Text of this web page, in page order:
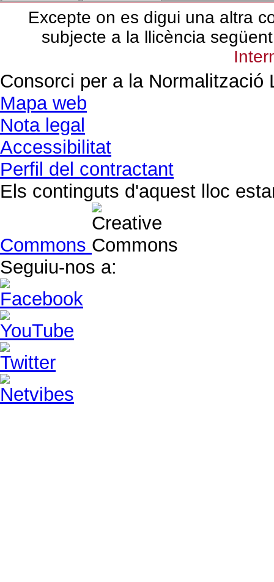
Excepte on es digui una altra
subjecte a la llicència
Consorci per a la Normalització
Mapa web
Nota legal
Accessibilitat
Perfil del contractant
Els continguts d'aquest lloc
Commons
Seguiu-nos a: